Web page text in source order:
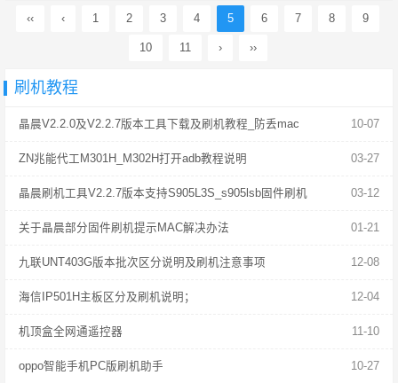
‹‹ ‹ 1 2 3 4 5 6 7 8 9
10 11 › ››
刷机教程
10-07
晶晨V2.2.0及V2.2.7版本工具下载及刷机教程_防丢mac
03-27
ZN兆能代工M301H_M302H打开adb教程说明
03-12
晶晨刷机工具V2.2.7版本支持S905L3S_s905lsb固件刷机
01-21
关于晶晨部分固件刷机提示MAC解决办法
12-08
九联UNT403G版本批次区分说明及刷机注意事项
12-04
海信IP501H主板区分及刷机说明；
11-10
机顶盒全网通遥控器
10-27
oppo智能手机PC版刷机助手